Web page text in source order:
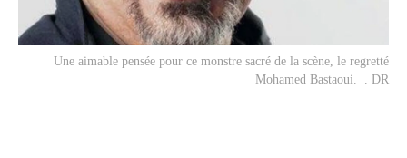
Une aimable pensée pour ce monstre sacré de la scène, le regretté
Mohamed Bastaoui. . DR